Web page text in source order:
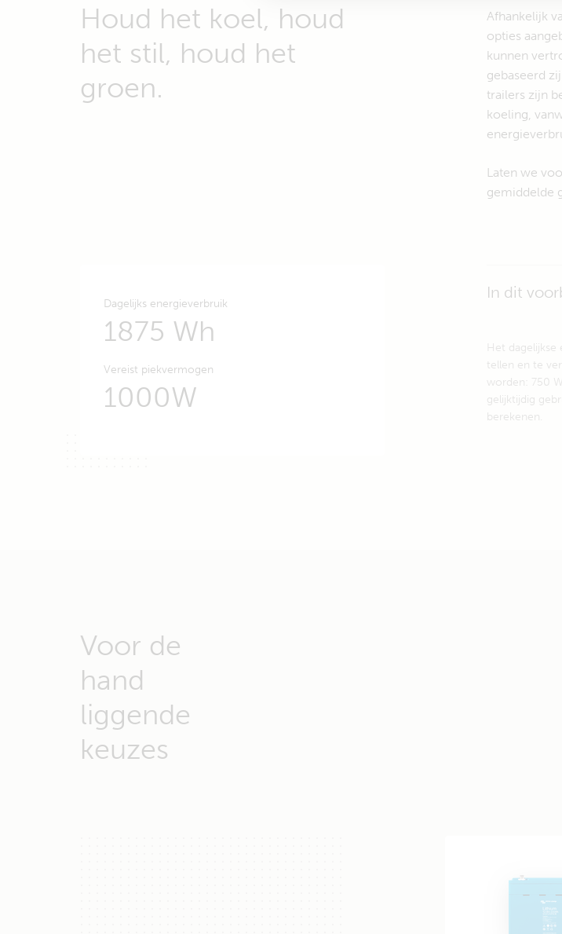
Houd het koel, houd
het stil, houd het
groen.
Afhankelijk
opties
kunnen
gebaseerd
trailers zijn
koeling,
Laten we
gemiddelde
Dagelijks energieverbruik
1875 Wh
Vereist piekvermogen
1000W
In dit
Het
tellen en te
worden: 750
gelijktijdig
berekenen.
Voor de
hand
liggende
keuzes